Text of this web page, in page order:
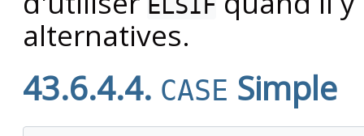
alternatives.
43.6.4.4. CASE Simple